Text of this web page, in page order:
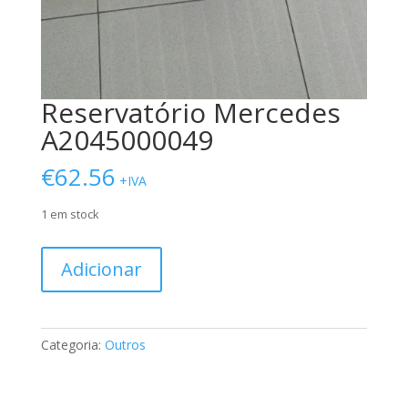
Reservatório Mercedes
A2045000049
€62.56 +IVA
1 em stock
A2045000049
Adicionar
Categoria: Outros